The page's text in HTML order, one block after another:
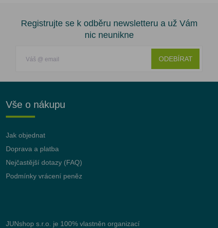
Registrujte se k odběru newsletteru a už Vám
nic neunikne
ODEBÍRAT
Vše o nákupu
Jak objednat
Doprava a platba
Nejčastější dotazy (FAQ)
Podmínky vrácení peněz
JUNshop s.r.o.
je 100% vlastněn organizací